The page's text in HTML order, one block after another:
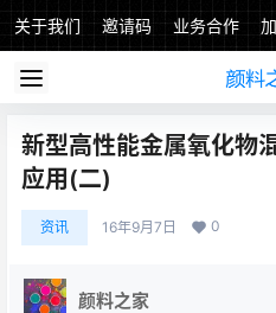
关于我们 邀请码 业务合作
新型高性能金属氧化物
应用(二)
资讯 16年9月7日 0
颜料之家